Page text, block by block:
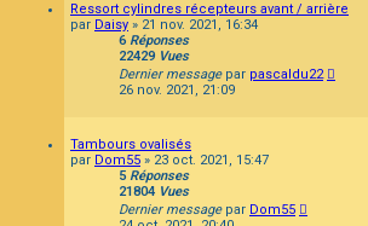
Ressort cylindres récepteurs avant / arrière
par Daisy » 21 nov. 2021, 16:34
6 Réponses
22429 Vues
Dernier message par pascaldu22
26 nov. 2021, 21:09
Tambours ovalisés
par Dom55 » 23 oct. 2021, 15:47
5 Réponses
21804 Vues
Dernier message par Dom55